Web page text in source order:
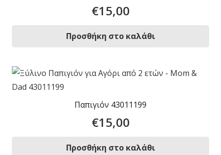
€15,00
Προσθήκη στο καλάθι
Παπιγιόν 43011199
€15,00
Προσθήκη στο καλάθι